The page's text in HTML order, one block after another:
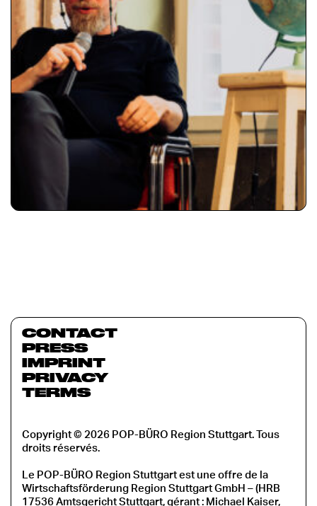
CONTACT
PRESS
IMPRINT
PRIVACY
TERMS
Copyright © 2026 POP-BÜRO Region Stuttgart. Tous
droits réservés.
Le POP-BÜRO Region Stuttgart est une offre de la
Wirtschaftsförderung Region Stuttgart GmbH – (HRB
17536 Amtsgericht Stuttgart, gérant : Michael Kaiser,